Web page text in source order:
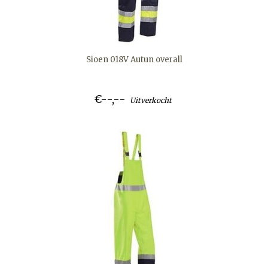
Sioen 018V Autun overall
€--,-- Uitverkocht